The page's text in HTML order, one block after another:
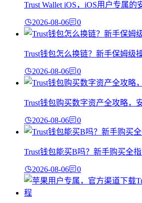
Trust Wallet iOS，iOS用户专属的
2026-08-06 0
Trust钱包怎么换链？新手保姆级
2026-08-06 0
Trust钱包购买数字资产全攻略，
2026-08-06 0
Trust钱包能买B吗？新手购买全
2026-08-06 0